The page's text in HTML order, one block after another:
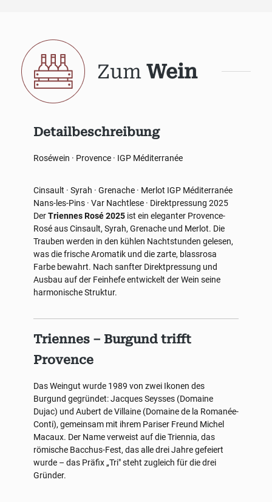
Zum Wein
Detailbeschreibung
Roséwein · Provence · IGP Méditerranée
Cinsault · Syrah · Grenache · Merlot IGP Méditerranée
Nans-les-Pins · Var Nachtlese · Direktpressung 2025
DerTriennes Rosé 2025 ist ein eleganter Provence-
Rosé aus Cinsault, Syrah, Grenache und Merlot. Die
Trauben werden in den kühlen Nachtstunden gelesen,
was die frische Aromatik und die zarte, blassrosa
Farbe bewahrt. Nach sanfter Direktpressung und
Ausbau auf der Feinhefe entwickelt der Wein seine
harmonische Struktur.
Triennes – Burgund trifft
Provence
Das Weingut wurde 1989 von zwei Ikonen des
Burgund gegründet: Jacques Seysses (Domaine
Dujac) und Aubert de Villaine (Domaine de la Romanée-
Conti), gemeinsam mit ihrem Pariser Freund Michel
Macaux. Der Name verweist auf die Triennia, das
römische Bacchus-Fest, das alle drei Jahre gefeiert
wurde – das Präfix „Tri" steht zugleich für die drei
Gründer.